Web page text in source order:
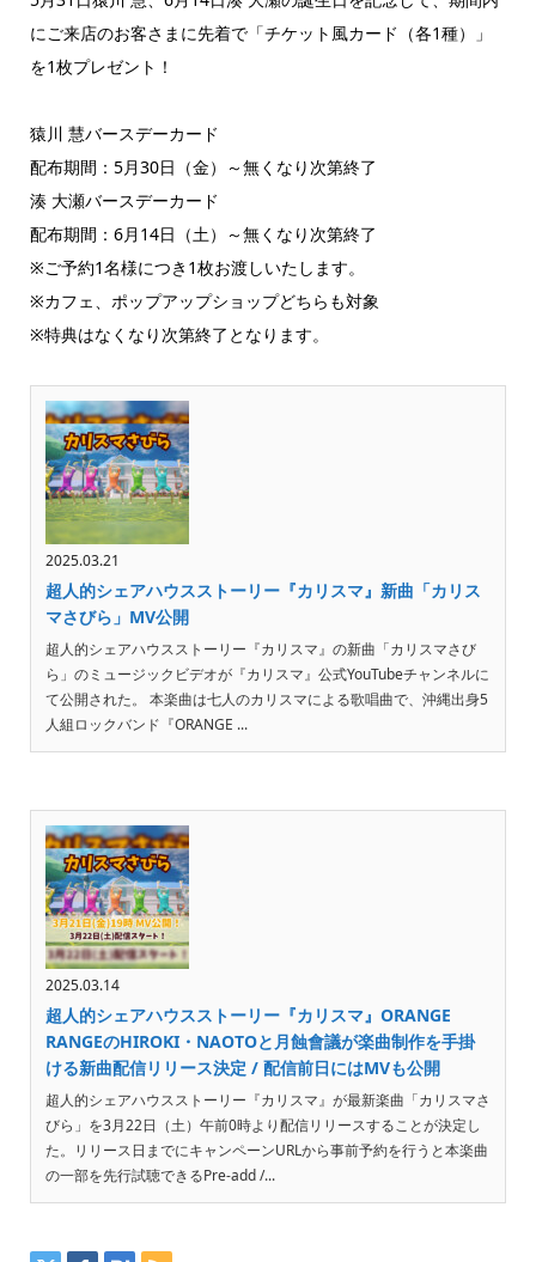
にご来店のお客さまに先着で「チケット風カード（各1種）」
を1枚プレゼント！
猿川 慧バースデーカード
配布期間：5月30日（金）～無くなり次第終了
湊 大瀬バースデーカード
配布期間：6月14日（土）～無くなり次第終了
※ご予約1名様につき1枚お渡しいたします。
※カフェ、ポップアップショップどちらも対象
※特典はなくなり次第終了となります。
2025.03.21
超人的シェアハウスストーリー『カリスマ』新曲「カリス
マさびら」MV公開
超人的シェアハウスストーリー『カリスマ』の新曲「カリスマさび
ら」のミュージックビデオが『カリスマ』公式YouTubeチャンネルに
て公開された。 本楽曲は七人のカリスマによる歌唱曲で、沖縄出身5
人組ロックバンド『ORANGE ...
2025.03.14
超人的シェアハウスストーリー『カリスマ』ORANGE
RANGEのHIROKI・NAOTOと月蝕會議が楽曲制作を手掛
ける新曲配信リリース決定 / 配信前日にはMVも公開
超人的シェアハウスストーリー『カリスマ』が最新楽曲「カリスマさ
びら」を3月22日（土）午前0時より配信リリースすることが決定し
た。リリース日までにキャンペーンURLから事前予約を行うと本楽曲
の一部を先行試聴できるPre-add /...